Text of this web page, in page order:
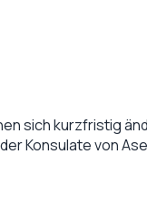
sich kurzfristig
Konsulate von